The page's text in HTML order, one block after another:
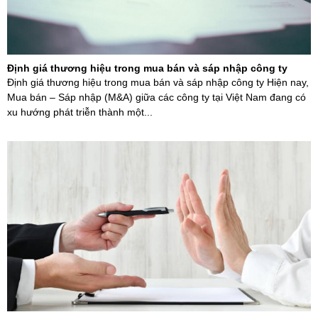
Định giá thương hiệu trong mua bán và sáp nhập công ty
Định giá thương hiệu trong mua bán và sáp nhập công ty Hiện nay,
Mua bán – Sáp nhập (M&A) giữa các công ty tại Việt Nam đang có
xu hướng phát triễn thành một...